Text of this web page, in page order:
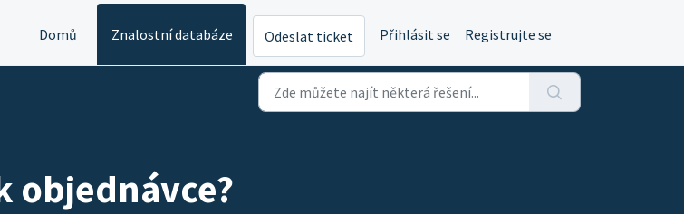
Domů Znalostní databáze Odeslat ticket Přihlásit se Registrujte se
objednávce?